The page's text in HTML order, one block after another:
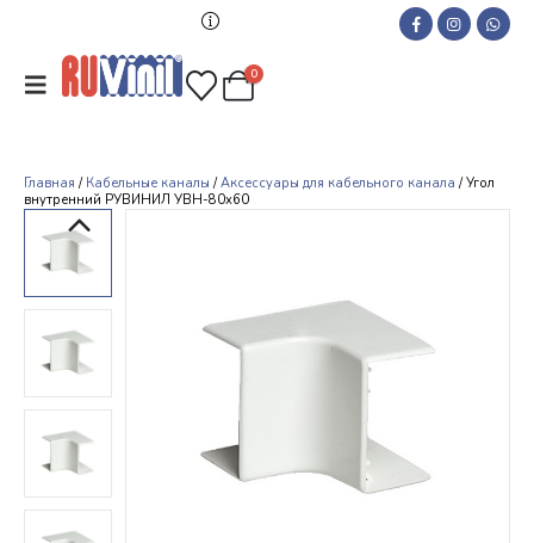
0
Главная / Кабельные каналы /Аксессуары для кабельного канала / Угол
внутренний РУВИНИЛ УВН-80х60